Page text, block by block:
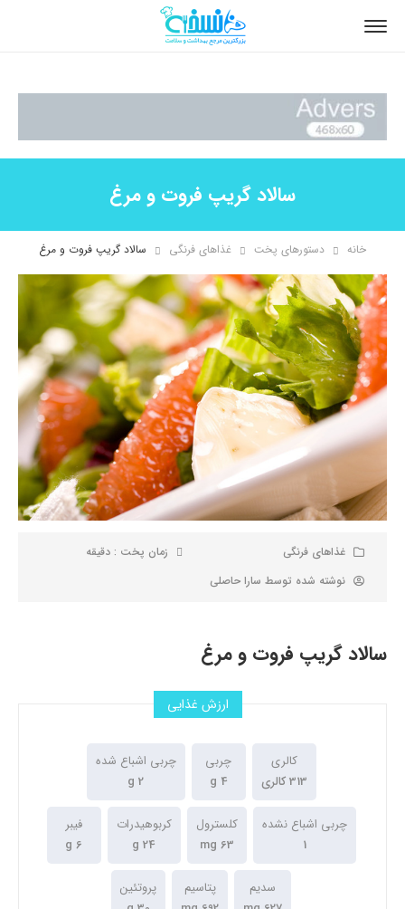
سالاد گریپ فروت و مرغ
خانه دستورهای پخت غذاهای فرنگی سالاد گریپ فروت و مرغ
غذاهای فرنگی
زمان پخت : دقیقه
نوشته شده توسط سارا حاصلی
سالاد گریپ فروت و مرغ
ارزش غذایی
کالری
313 کالری
چربی
4 g
چربی اشباع شده
2 g
چربی اشباع نشده
1
کلسترول
63 mg
کربوهیدرات
24 g
فیبر
6 g
سدیم
پتاسیم
پروتئین